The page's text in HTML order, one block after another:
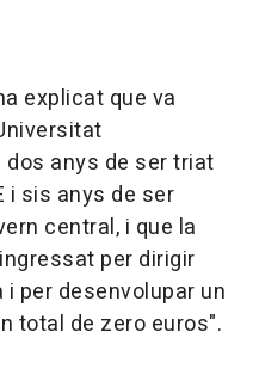
explicat que va
anys de ser triat
i sis anys de ser
central, i que la
per dirigir
per desenvolupar un
total de zero euros".